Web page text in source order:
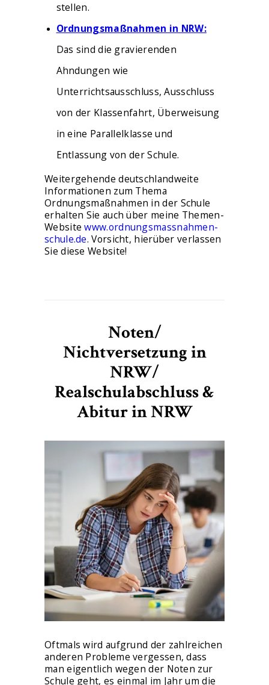
stellen.
Ordnungsmaßnahmen in NRW:
Das sind die gravierenden
Ahndungen wie
Unterrichtsausschluss, Ausschluss
von der Klassenfahrt, Überweisung
in eine Parallelklasse und
Entlassung von der Schule.
Weitergehende deutschlandweite
Informationen zum Thema
Ordnungsmaßnahmen in der Schule
erhalten Sie auch über meine Themen-
Websitewww.ordnungsmassnahmen-
schule.de. Vorsicht, hierüber verlassen
Sie diese Website!
Noten/
Nichtversetzung in
NRW/
Realschulabschluss &
Abitur in NRW
Oftmals wird aufgrund der zahlreichen
anderen Probleme vergessen, dass
man eigentlich wegen der Noten zur
Schule geht, es einmal im Jahr um die